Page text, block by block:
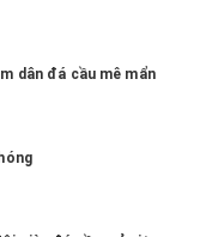
dân đá cầu mê mẩn